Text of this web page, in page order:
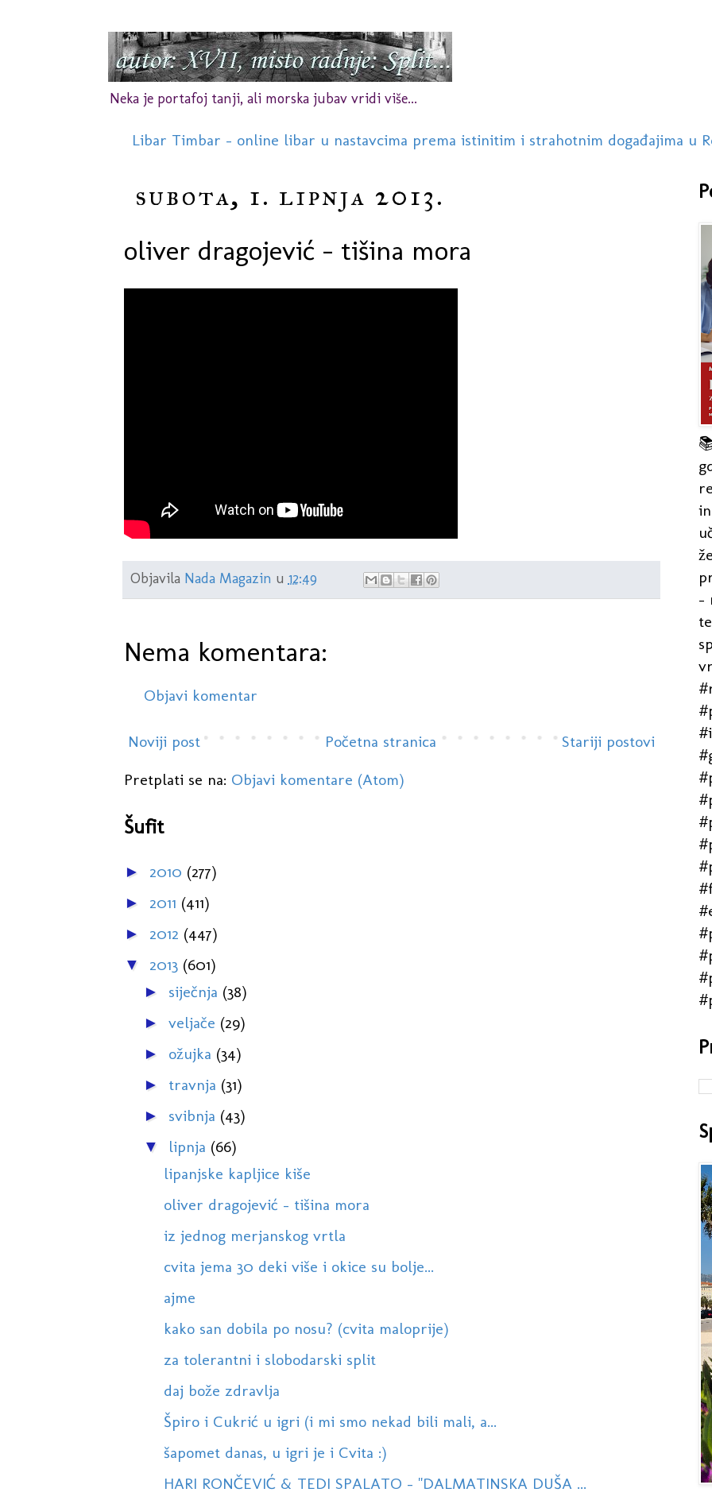
Neka je portafoj tanji, ali morska jubav vridi više...
Libar Timbar - online libar u nastavcima prema istinitim i strahotnim događajima u
subota, 1. lipnja 2013.
oliver dragojević - tišina mora
Objavila Nada Magazin u 12:49
Nema komentara:
Objavi komentar
Noviji post Stariji postovi
Početna stranica
Pretplati se na: Objavi komentare (Atom)
Šufit
► 2010 (277)
► 2011 (411)
► 2012 (447)
▼ 2013 (601)
► siječnja (38)
► veljače (29)
► ožujka (34)
► travnja (31)
► svibnja (43)
▼ lipnja (66)
lipanjske kapljice kiše
oliver dragojević - tišina mora
iz jednog merjanskog vrtla
cvita jema 30 deki više i okice su bolje...
ajme
kako san dobila po nosu? (cvita maloprije)
za tolerantni i slobodarski split
daj bože zdravlja
Špiro i Cukrić u igri (i mi smo nekad bili mali, a...
šapomet danas, u igri je i Cvita :)
HARI RONČEVIĆ & TEDI SPALATO - ''DALMATINSKA DUŠA ...
-